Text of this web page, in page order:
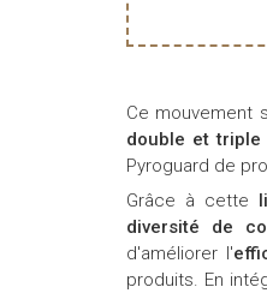
Ce mouvement
double et triple
Pyroguard de
Grâce à cette
diversité de
d'améliorer l'
produits. En